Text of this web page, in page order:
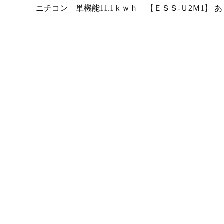
ニチコン 単機能11.1ｋｗｈ 【ＥＳＳ-Ｕ2Ｍ1】